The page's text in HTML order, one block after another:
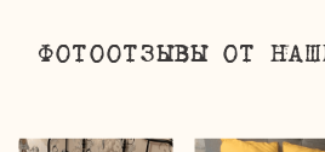
ФОТООТЗЫВЫ ОТ